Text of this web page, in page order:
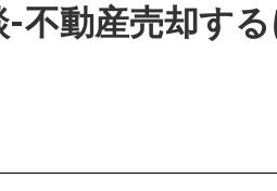
不動産売却す